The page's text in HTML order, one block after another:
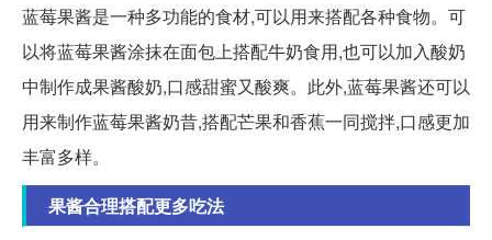
蓝莓果酱是一种多功能的食材,可以用来搭配各种食物。可
以将蓝莓果酱涂抹在面包上搭配牛奶食用,也可以加入酸奶
中制作成果酱酸奶,口感甜蜜又酸爽。此外,蓝莓果酱还可以
用来制作蓝莓果酱奶昔,搭配芒果和香蕉一同搅拌,口感更加
丰富多样。
果酱合理搭配更多吃法